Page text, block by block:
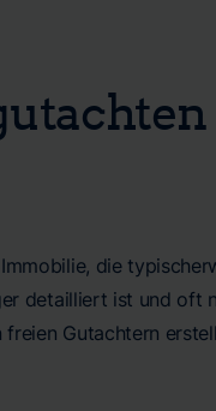
die
detailliert ist und oft
freien Gutachtern